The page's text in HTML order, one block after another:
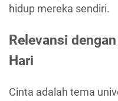
hidup mereka sendiri.
Relevansi
Hari
Cinta adalah tema